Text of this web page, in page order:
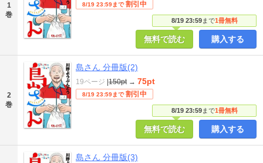
1
巻
8/19 23:59まで1冊無料
8/19 23:59まで 割引中
無料で読む 購入する
2
巻
島さん 分冊版(2)
8/19 23:59まで1冊無料
19ページ 150pt → 75pt
8/19 23:59まで 割引中
無料で読む 購入する
島さん 分冊版(3)